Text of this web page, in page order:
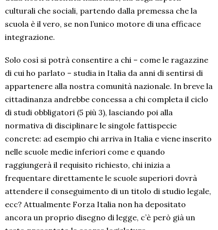
culturali che sociali, partendo dalla premessa che la
scuola è il vero, se non l’unico motore di una efficace
integrazione.
Solo così si potrà consentire a chi – come le ragazzine
di cui ho parlato – studia in Italia da anni di sentirsi di
appartenere alla nostra comunità nazionale. In breve la
cittadinanza andrebbe concessa a chi completa il ciclo
di studi obbligatori (5 più 3), lasciando poi alla
normativa di disciplinare le singole fattispecie
concrete: ad esempio chi arriva in Italia e viene inserito
nelle scuole medie inferiori come e quando
raggiungerà il requisito richiesto, chi inizia a
frequentare direttamente le scuole superiori dovrà
attendere il conseguimento di un titolo di studio legale,
ecc? Attualmente Forza Italia non ha depositato
ancora un proprio disegno di legge, c’è però già un